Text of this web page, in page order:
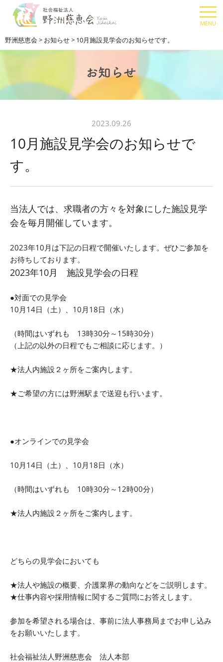
野洲慈恵会 > お知らせ> 10月施設見学会のお知らせです。
2023.09.26
10月施設見学会のお知らせで
す。
当法人では、求職者の方々を対象にした施設見学
会を毎月開催しています。
2023年10月は下記の日程で開催いたします。ぜひご参加を
お待ちしております。
2023年10月 施設見学会の日程
●対面での見学会
10月14日（土）、10月18日（水）
（時間はいずれも 13時30分～15時30分）
（上記の以外の日程でもご相談に応じます。）
★法人内施設２ヶ所をご案内します。
★ご希望の方には野洲駅まで送迎も行います。
●オンラインでの見学会
10月14日（土）、10月18日（水）
（時間はいずれも 10時30分～12時00分）
★法人内施設２ヶ所をご案内します。
どちらの見学会においても
★法人や施設の概要、介護業界の動向などをご説明します。
★仕事内容や採用情報に関するご質問にお答えします。
参加を希望される場合は、事前に法人事務局までお申し込み
をお願いいたします。
社会福祉法人野洲慈恵会 法人本部